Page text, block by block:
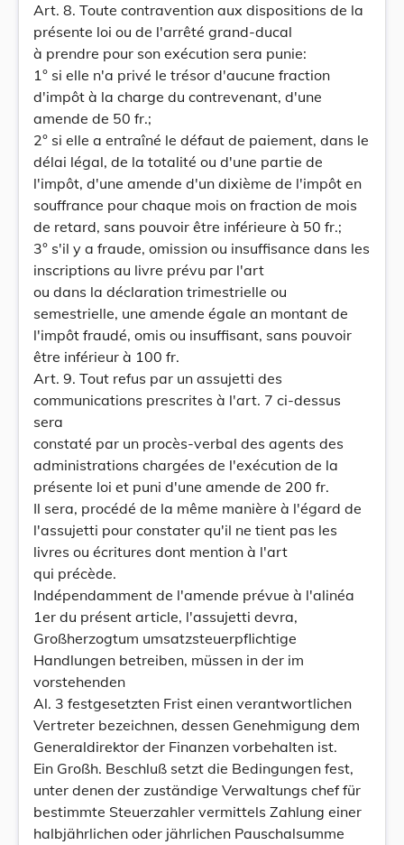
Art. 8. Toute contravention aux dispositions de la
présente loi ou de l'arrêté grand-ducal
à prendre pour son exécution sera punie:
1° si elle n'a privé le trésor d'aucune fraction
d'impôt à la charge du contrevenant, d'une
amende de 50 fr.;
2° si elle a entraîné le défaut de paiement, dans le
délai légal, de la totalité ou d'une partie de
l'impôt, d'une amende d'un dixième de l'impôt en
souffrance pour chaque mois on fraction de mois
de retard, sans pouvoir être inférieure à 50 fr.;
3° s'il y a fraude, omission ou insuffisance dans les
inscriptions au livre prévu par l'art
ou dans la déclaration trimestrielle ou
semestrielle, une amende égale an montant de
l'impôt fraudé, omis ou insuffisant, sans pouvoir
être inférieur à 100 fr.
Art. 9. Tout refus par un assujetti des
communications prescrites à l'art. 7 ci-dessus
sera
constaté par un procès-verbal des agents des
administrations chargées de l'exécution de la
présente loi et puni d'une amende de 200 fr.
Il sera, procédé de la même manière à l'égard de
l'assujetti pour constater qu'il ne tient pas les
livres ou écritures dont mention à l'art
qui précède.
Indépendamment de l'amende prévue à l'alinéa
1er du présent article, l'assujetti devra,
Großherzogtum umsatzsteuerpflichtige
Handlungen betreiben, müssen in der im
vorstehenden
Al. 3 festgesetzten Frist einen verantwortlichen
Vertreter bezeichnen, dessen Genehmigung dem
Generaldirektor der Finanzen vorbehalten ist.
Ein Großh. Beschluß setzt die Bedingungen fest,
unter denen der zuständige Verwaltungs chef für
bestimmte Steuerzahler vermittels Zahlung einer
halbjährlichen oder jährlichen Pauschalsumme